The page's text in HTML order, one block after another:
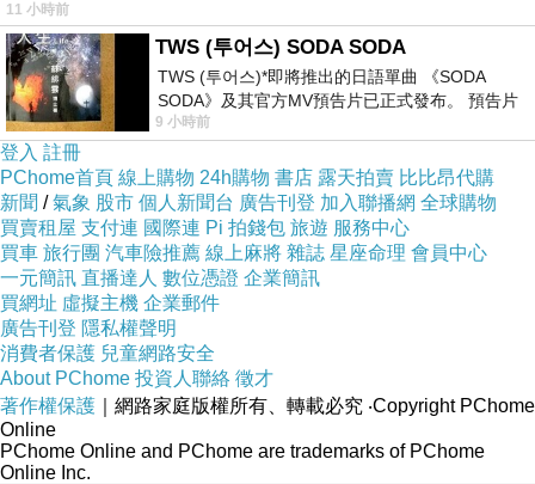
的表現抱持高度肯定。
這部片怎麼會被認為是爆冷門，看到這個標題，
我反而覺得意外。
據我不負責分析的結果是：沒看過片子的人大多
投給梁家輝，看過片子的人大多投給郭富城，因
為梁家輝演技精采，而且也得過金馬獎影帝；郭
富城則是過去歌舞魅力大於演技，所以才會有這
種預期上的出入。
沒看過三岔口的人可以去租來看，dvd老早就出
著等了。孫哥哥因追查真相，由內心情困走出自
我人生，而郭富城因三岔口，由舞王走向影帝。
11 小時前
TWS (투어스) SODA SODA
TWS (투어스)*即將推出的日語單曲 《SODA
SODA》及其官方MV預告片已正式發布。 預告片
一經發布， 就引發了粉絲們對這次夏季回
9 小時前
登入 註冊
PChome首頁 線上購物 24h購物 書店 露天拍賣 比比昂代購
新聞 /氣象 股市 個人新聞台 廣告刊登 加入聯播網 全球購物
買賣租屋 支付連 國際連 Pi 拍錢包 旅遊 服務中心
買車 旅行團 汽車險推薦 線上麻將 雜誌 星座命理 會員中心
一元簡訊 直播達人 數位憑證 企業簡訊
買網址 虛擬主機 企業郵件
廣告刊登 隱私權聲明
消費者保護 兒童網路安全
About PChome 投資人聯絡 徵才
著作權保護 ｜網路家庭版權所有、轉載必究 ‧Copyright PChome
Online
PChome Online and PChome are trademarks of PChome
Online Inc.